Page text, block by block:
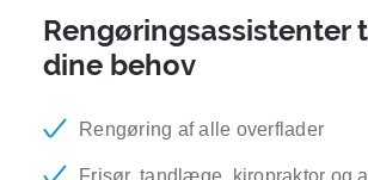
Rengøringsassistenter
dine behov
Rengøring af alle overflader
Frisør, tandlæge, kiropraktor og